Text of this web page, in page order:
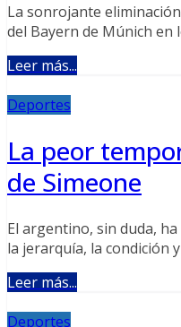
La sonrojante
del Bayern de Múnich en
Leer más...
Deportes
La peor
de Simeone
El argentino, sin duda,
la jerarquía, la condición
Leer más...
Deportes